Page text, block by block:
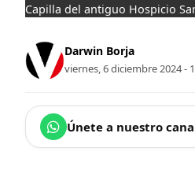
Capilla del antiguo Hospicio
Darwin Borja
viernes, 6 diciembre 2024 -
Únete a nuestro